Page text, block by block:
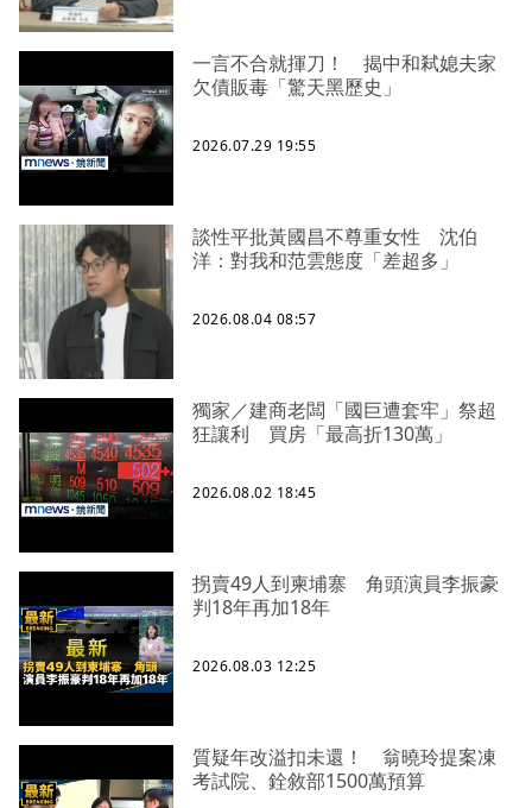
一言不合就揮刀！ 揭中和弒媳夫家
欠債販毒「驚天黑歷史」
2026.07.29 19:55
談性平批黃國昌不尊重女性 沈伯
洋：對我和范雲態度「差超多」
2026.08.04 08:57
獨家／建商老闆「國巨遭套牢」祭超
狂讓利 買房「最高折130萬」
2026.08.02 18:45
拐賣49人到柬埔寨 角頭演員李振豪
判18年再加18年
2026.08.03 12:25
質疑年改溢扣未還！ 翁曉玲提案凍
考試院、銓敘部1500萬預算